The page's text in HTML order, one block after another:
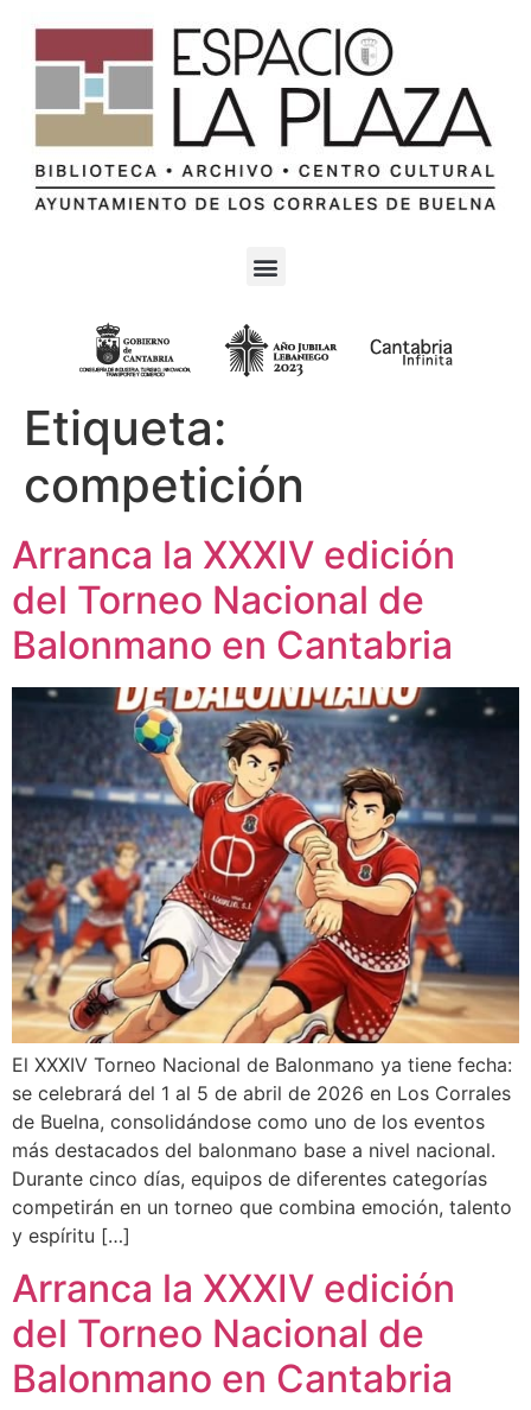
Etiqueta:
competición
Arranca la XXXIV edición
del Torneo Nacional de
Balonmano en Cantabria
El XXXIV Torneo Nacional de Balonmano ya tiene fecha:
se celebrará del 1 al 5 de abril de 2026 en Los Corrales
de Buelna, consolidándose como uno de los eventos
más destacados del balonmano base a nivel nacional.
Durante cinco días, equipos de diferentes categorías
competirán en un torneo que combina emoción, talento
y espíritu […]
Arranca la XXXIV edición
del Torneo Nacional de
Balonmano en Cantabria